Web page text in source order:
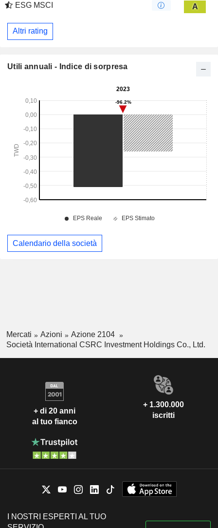
ESG MSCI
A
Altri rating
Utili annuali - Indice di sorpresa
Calendario della società
Mercati Azioni
Azione 2104
Società International CSRC Investment Holdings Co., Ltd.
+ di 20 anni
al tuo fianco
+ 1.300.000
iscritti
I NOSTRI ESPERTI AL TUO